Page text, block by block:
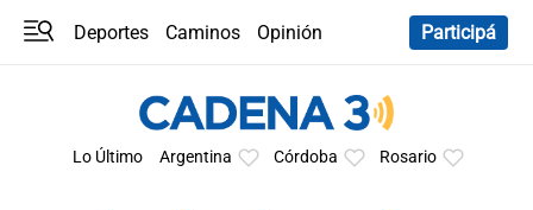
Deportes Caminos
Opinión
Participá
Lo Último Argentina Córdoba Rosario